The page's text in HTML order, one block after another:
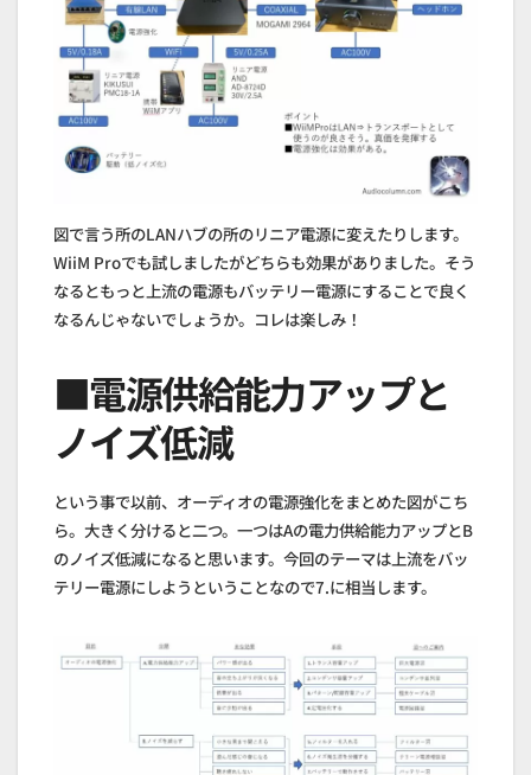
図で言う所のLANハブの所のリニア電源に変えたりします。
WiiM Proでも試しましたがどちらも効果がありました。そう
なるともっと上流の電源もバッテリー電源にすることで良く
なるんじゃないでしょうか。コレは楽しみ！
■電源供給能力アップと
ノイズ低減
という事で以前、オーディオの電源強化をまとめた図がこち
ら。大きく分けると二つ。一つはAの電力供給能力アップとB
のノイズ低減になると思います。今回のテーマは上流をバッ
テリー電源にしようということなので7.に相当します。